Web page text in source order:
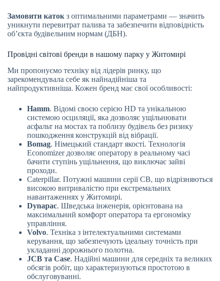
Замовити каток з оптимальними параметрами — значить
уникнути перевитрат палива та забезпечити відповідність
об’єкта будівельним нормам (ДБН).
Провідні світові бренди в нашому парку у Житомирі
Ми пропонуємо техніку від лідерів ринку, що
зарекомендувала себе як найнадійніша та
найпродуктивніша. Кожен бренд має свої особливості:
Hamm. Відомі своєю серією HD та унікальною
системою осциляції, яка дозволяє ущільнювати
асфальт на мостах та поблизу будівель без ризику
пошкодження конструкцій від вібрації.
Bomag. Німецький стандарт якості. Технологія
Economizer дозволяє оператору в реальному часі
бачити ступінь ущільнення, що виключає зайві
проходи.
Caterpillar. Потужні машини серії CB, що відрізняються
високою витривалістю при екстремальних
навантаженнях у Житомирі.
Dynapac. Шведська інженерія, орієнтована на
максимальний комфорт оператора та ергономіку
управління.
Volvo. Техніка з інтелектуальними системами
керування, що забезпечують ідеальну точність при
укладанні дорожнього полотна.
JCB та Case. Надійні машини для середніх та великих
обсягів робіт, що характеризуються простотою в
обслуговуванні.